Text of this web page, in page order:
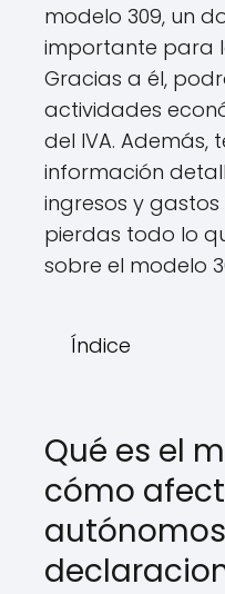
modelo 309, un
importante para
Gracias a él,
actividades
del IVA.
información
ingresos y gastos
pierdas todo lo
sobre el modelo
Índice
Qué es el
cómo